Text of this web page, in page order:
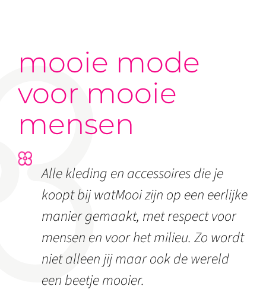
mooie mode
voor mooie
mensen
Alle kleding en accessoires die je
koopt bij watMooi zijn op een eerlijke
manier gemaakt, met respect voor
mensen en voor het milieu. Zo wordt
niet alleen jij maar ook de wereld
een beetje mooier.